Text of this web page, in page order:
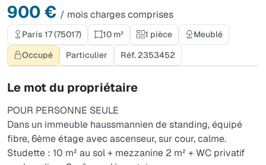
900 € / mois charges comprises
Paris 17 (75017) 10 m² 1 pièce
Meublé
Occupé
Particulier Réf. 2353452
Le mot du propriétaire
POUR PERSONNE SEULE
Dans un immeuble haussmannien de standing, équipé
fibre, 6ème étage avec ascenseur, sur cour, calme.
Studette : 10 m² au sol + mezzanine 2 m² + WC privatif